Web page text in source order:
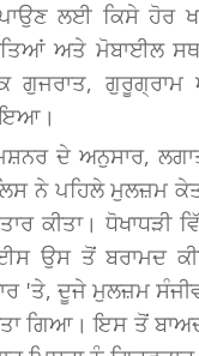
ਲਈ ਕਿਸੇ ਹੋਰ
ਅਤੇ ਮੋਬਾਈਲ
ਗੁਜਰਾਤ, ਗੁਰੂਗ੍ਰਾਮ
ਦੇ ਅਨੁਸਾਰ,
ਨੇ ਪਹਿਲੇ ਮੁਲਜ਼ਮ
ਕੀਤਾ।
ਉਸ ਤੋਂ ਬਰਾਮਦ
'ਤੇ, ਦੂਜੇ ਮੁਲਜ਼ਮ
ਗਿਆ। ਇਸ ਤੋਂ